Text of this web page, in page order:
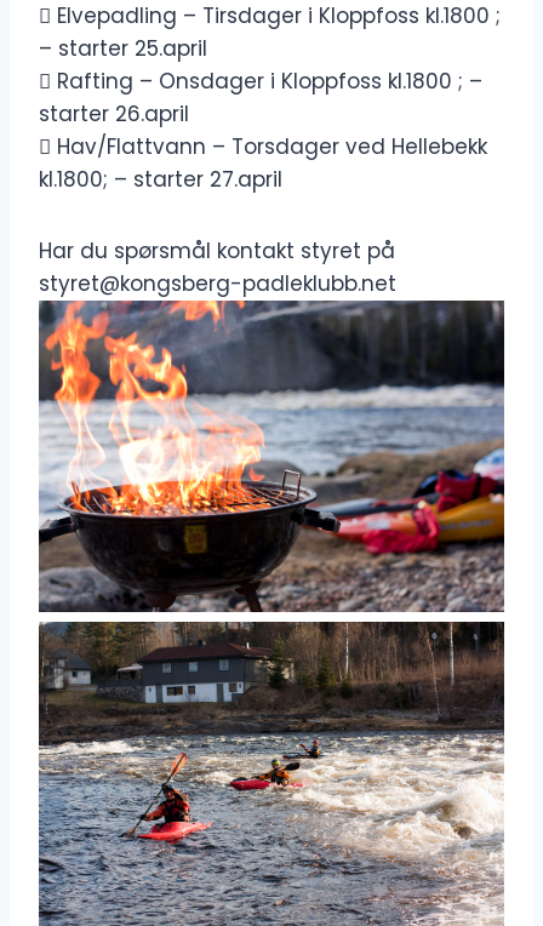
 Elvepadling – Tirsdager i Kloppfoss kl.1800 ;
– starter 25.april
 Rafting – Onsdager i Kloppfoss kl.1800 ; –
starter 26.april
 Hav/Flattvann – Torsdager ved Hellebekk
kl.1800; – starter 27.april
Har du spørsmål kontakt styret på
styret@kongsberg-padleklubb.net